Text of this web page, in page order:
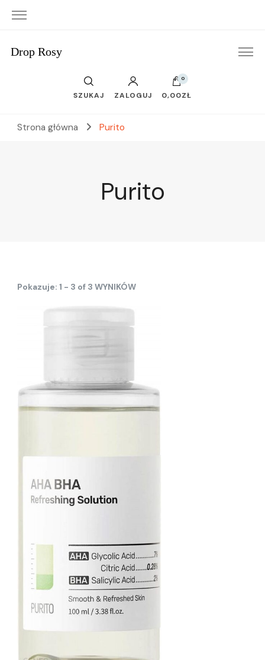
Drop Rosy
SZUKAJ ZALOGUJ
0
0,00ZŁ
Strona główna Purito
Purito
Pokazuje: 1 - 3 of 3 WYNIKÓW